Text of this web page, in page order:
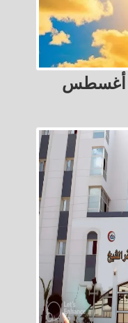
حالة الطقس غدًا الجمعة 7 أغسطس